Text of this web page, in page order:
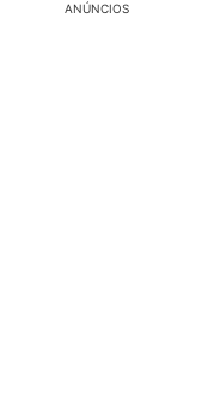
ANÚNCIOS